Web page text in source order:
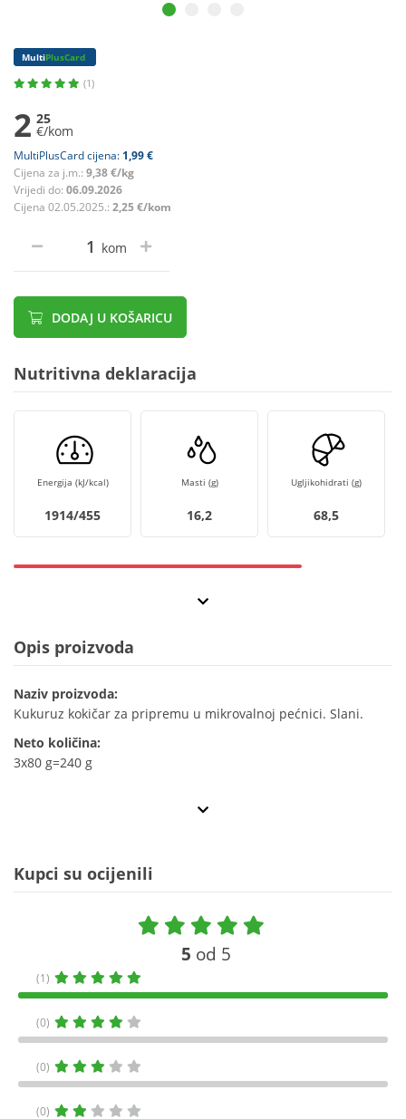
MultiPlusCard
(1)
2 25
€/kom
MultiPlusCard cijena: 1,99 €
Cijena za j.m.: 9,38 €/kg
Vrijedi do: 06.09.2026
Cijena 02.05.2025.: 2,25 €/kom
kom
DODAJ U KOŠARICU
Nutritivna deklaracija
Energija (kJ/kcal)
1914/455
Masti (g)
16,2
Ugljikohidrati (g)
68,5
Opis proizvoda
Naziv proizvoda:
Kukuruz kokičar za pripremu u mikrovalnoj pećnici. Slani.
Neto količina:
3x80 g=240 g
Kupci su ocijenili
5 od 5
(1)
(0)
(0)
(0)